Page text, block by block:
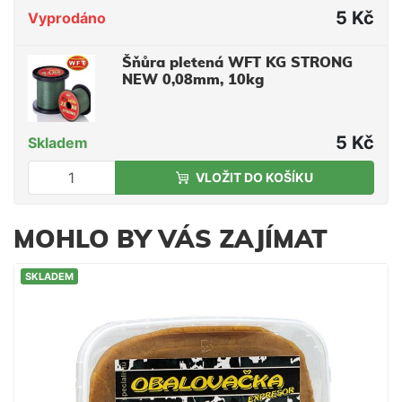
Vyprodáno 5 Kč
Šňůra pletená WFT KG STRONG
NEW 0,08mm, 10kg
Skladem 5 Kč
VLOŽIT DO KOŠÍKU
MOHLO BY VÁS ZAJÍMAT
SKLADEM